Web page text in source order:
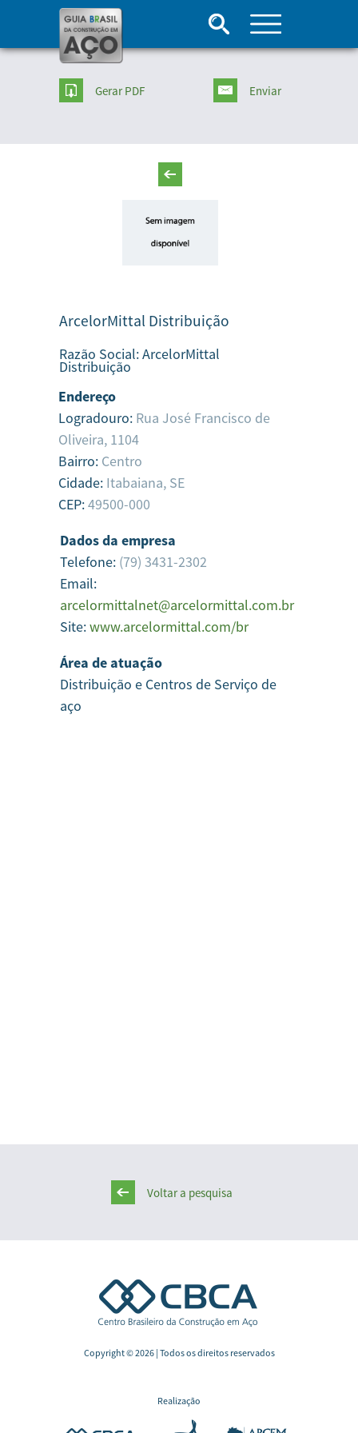
Gerar PDF Enviar
ArcelorMittal Distribuição
Razão Social:ArcelorMittal
Distribuição
Endereço
Logradouro: Rua José Francisco de
Oliveira, 1104
Bairro: Centro
Cidade: Itabaiana, SE
CEP:49500-000
Dados da empresa
Telefone: (79) 3431-2302
Email:
arcelormittalnet@arcelormittal.com.br
Site:www.arcelormittal.com/br
Área de atuação
Distribuição e Centros de Serviço de
aço
Voltar a pesquisa
Copyright © 2026 | Todos os direitos reservados
Realização